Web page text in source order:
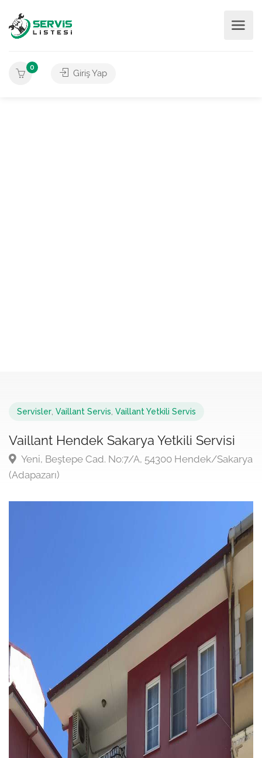
0
Giriş Yap
Servisler Vaillant Servis Vaillant Yetkili Servis
Vaillant Hendek Sakarya Yetkili Servisi
Yeni, Beştepe Cad. No:7/A, 54300 Hendek/Sakarya
(Adapazarı)